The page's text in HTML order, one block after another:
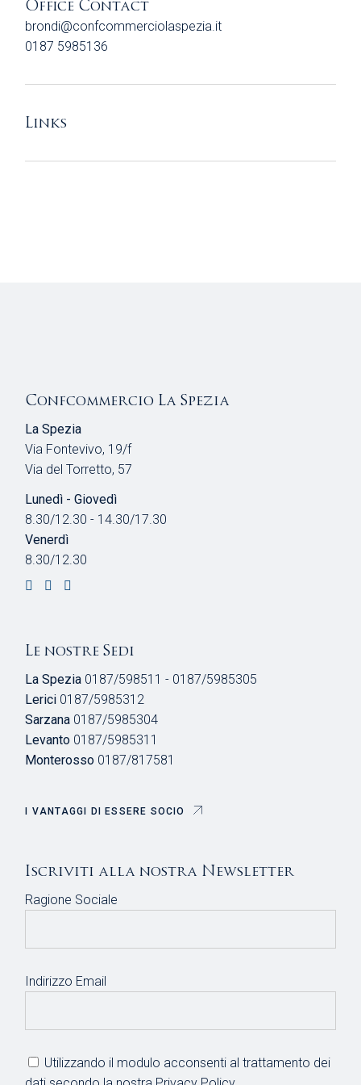
Office Contact
brondi@confcommerciolaspezia.it
0187 5985136
Links
Confcommercio La Spezia
La Spezia
Via Fontevivo, 19/f
Via del Torretto, 57
Lunedì - Giovedì
8.30/12.30 - 14.30/17.30
Venerdì
8.30/12.30
Le nostre Sedi
La Spezia 0187/598511 - 0187/5985305
Lerici 0187/5985312
Sarzana 0187/5985304
Levanto 0187/5985311
Monterosso 0187/817581
I VANTAGGI DI ESSERE SOCIO
Iscriviti alla nostra Newsletter
Ragione Sociale
Indirizzo Email
Utilizzando il modulo acconsenti al trattamento dei